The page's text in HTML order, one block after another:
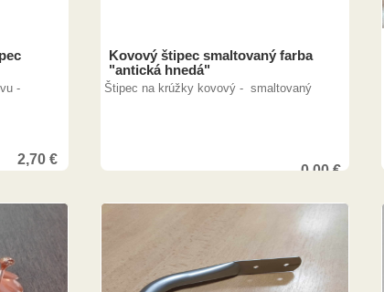
-
2,70€
Kovový štipec smaltovaný farba
"antická hnedá"
Štipec na krúžky kovový - smaltovaný
0,00€